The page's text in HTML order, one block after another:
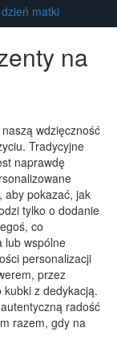
matki
na
wdzięczność
Tradycyjne
naprawdę
aby pokazać, jak
tylko o dodanie
co
lub wspólne
personalizacji
przez
z dedykacją.
radość
razem, gdy na